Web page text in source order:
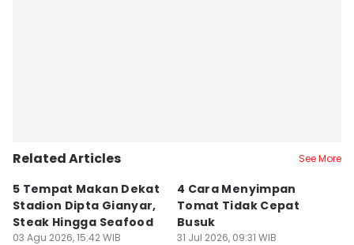
Related Articles See More
5 Tempat Makan Dekat
Stadion Dipta Gianyar,
Steak Hingga Seafood
03 Agu 2026, 15:42 WIB
4 Cara Menyimpan
Tomat Tidak Cepat
Busuk
31 Jul 2026, 09:31 WIB